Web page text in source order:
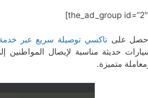
احصل على تاكسي توصيلة سريع عبر
حديثة مناسبة لإيصال
متميزة.